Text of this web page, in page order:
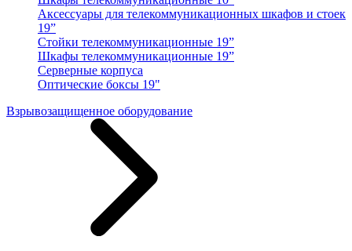
Аксессуары для телекоммуникационных шкафов и стоек
19”
Стойки телекоммуникационные 19”
Шкафы телекоммуникационные 19”
Серверные корпуса
Оптические боксы 19"
Взрывозащищенное оборудование